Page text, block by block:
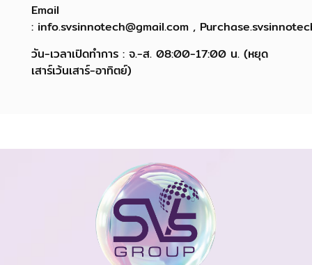
Email
: info.svsinnotech@gmail.com ,
วัน-เวลาเปิดทำการ : จ.-ส. 08:00-17:00 น. (หยุด
เสาร์เว้นเสาร์-อาทิตย์)